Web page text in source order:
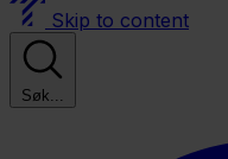
Skip to content
Søk...